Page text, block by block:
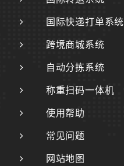
国际快递打单系统
跨境商城系统
自动分拣系统
称重扫码一体机
使用帮助
常见问题
网站地图